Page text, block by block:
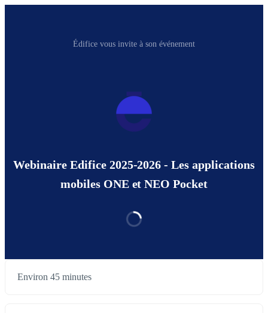
Édifice vous invite à son événement
Webinaire Edifice 2025-2026 - Les applications
mobiles ONE et NEO Pocket
Environ 45 minutes